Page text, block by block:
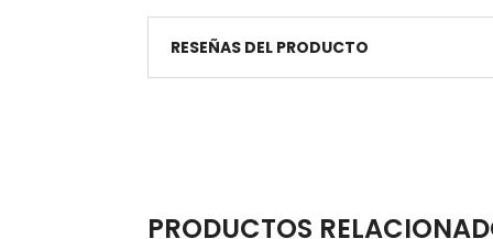
RESEÑAS DEL PRODUCTO
PRODUCTOS